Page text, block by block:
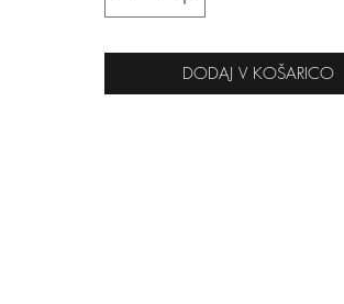
DODAJ V KOŠARICO